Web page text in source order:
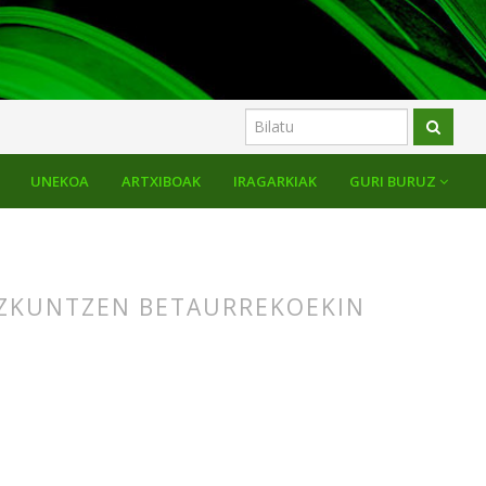
UNEKOA ARTXIBOAK IRAGARKIAK GURI BURUZ
BETAURREKOEKIN